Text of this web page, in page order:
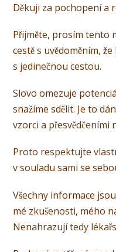
Děkuji za pochopení a
Přijměte, prosím tento
cestě s uvědoměním,
s jedinečnou cestou.
Slovo omezuje
snažíme sdělit. Je to
vzorci a přesvědčeními
Proto respektujte
v souladu sami se
Všechny informace
mé zkušenosti, mého
Nenahrazují tedy